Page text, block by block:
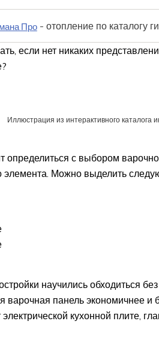
Про- отопление по каталогу
если нет никаких
Иллюстрация из интерактивного
определиться с выбором
элемента. Можно выделить
научились обходиться
варочная панель экономичнее
электрической кухонной плите,